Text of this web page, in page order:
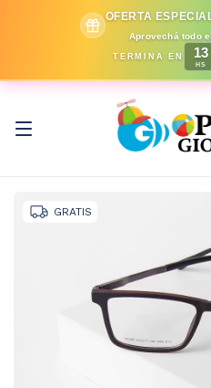
OFERTA
Aprovechá todo
TERMINA EN 13
HS
GRATIS